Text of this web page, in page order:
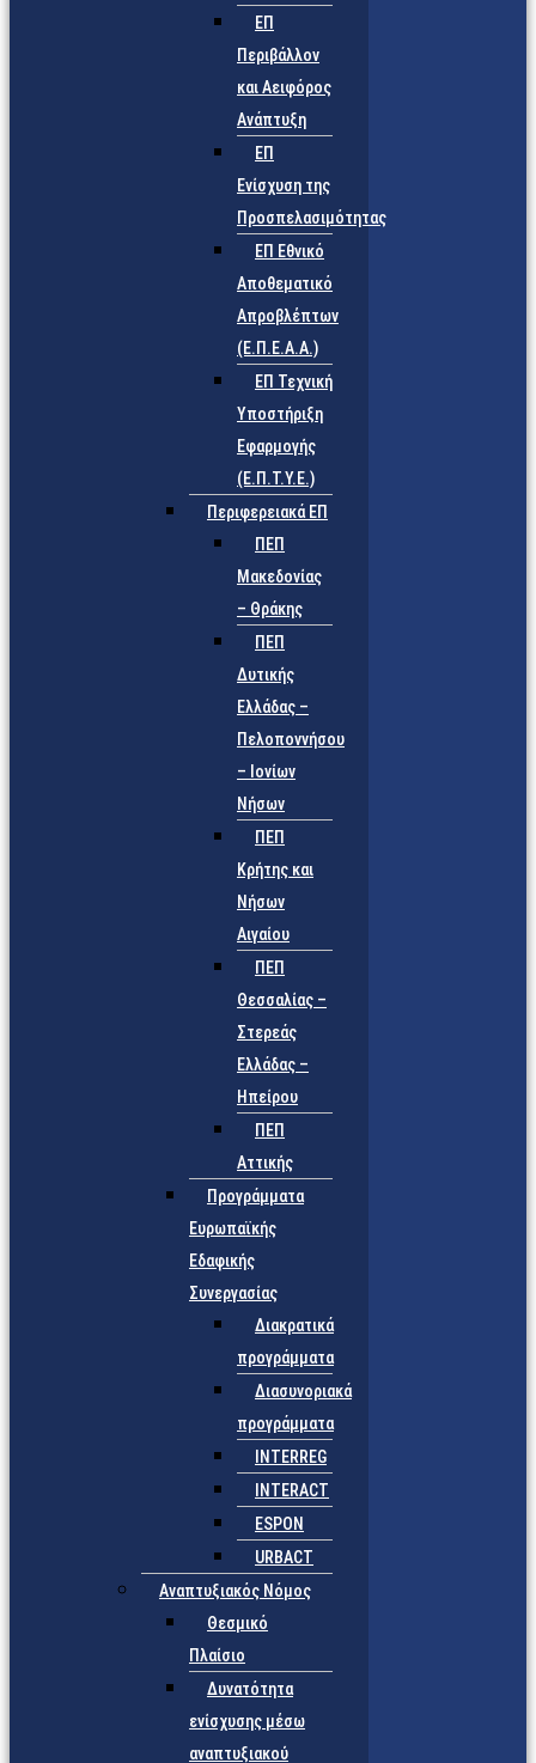
ΕΠ
Περιβάλλον
και Αειφόρος
Ανάπτυξη
ΕΠ
Ενίσχυση της
Προσπελασιμότητας
ΕΠ Εθνικό
Αποθεματικό
Απροβλέπτων
(Ε.Π.Ε.Α.Α.)
ΕΠ Τεχνική
Υποστήριξη
Εφαρμογής
(Ε.Π.Τ.Υ.Ε.)
Περιφερειακά ΕΠ
ΠΕΠ
Μακεδονίας
– Θράκης
ΠΕΠ
Δυτικής
Ελλάδας –
Πελοποννήσου
– Ιονίων
Νήσων
ΠΕΠ
Κρήτης και
Νήσων
Αιγαίου
ΠΕΠ
Θεσσαλίας –
Στερεάς
Ελλάδας –
Ηπείρου
ΠΕΠ
Αττικής
Προγράμματα
Ευρωπαϊκής
Εδαφικής
Συνεργασίας
Διακρατικά
προγράμματα
Διασυνοριακά
προγράμματα
INTERREG
INTERACT
ESPON
URBACT
Αναπτυξιακός Νόμος
Θεσμικό
Πλαίσιο
Δυνατότητα
ενίσχυσης μέσω
αναπτυξιακού